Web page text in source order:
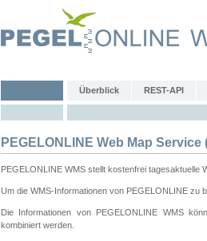
Überblick REST-API
PEGELONLINE Web Map Service
PEGELONLINE WMS stellt kostenfrei tagesaktuelle
Um die WMS-Informationen von PEGELONLINE zu
Die Informationen von PEGELONLINE WMS
kombiniert werden.